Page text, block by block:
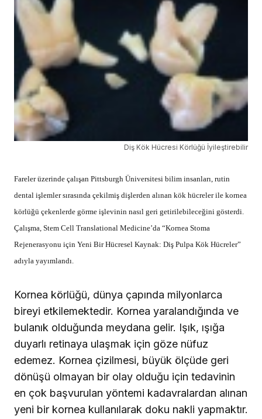
Diş Kök Hücresi Körlüğü İyileştirebilir
Fareler üzerinde çalışan Pittsburgh Üniversitesi bilim insanları, rutin
dental işlemler sırasında çekilmiş dişlerden alınan kök hücreler ile kornea
körlüğü çekenlerde görme işlevinin nasıl geri getirilebileceğini gösterdi.
Çalışma, Stem Cell Translational Medicine’da “Kornea Stoma
Rejenerasyonu için Yeni Bir Hücresel Kaynak: Diş Pulpa Kök Hücreler”
adıyla yayımlandı.
Kornea körlüğü, dünya çapında milyonlarca
bireyi etkilemektedir. Kornea yaralandığında ve
bulanık olduğunda meydana gelir. Işık, ışığa
duyarlı retinaya ulaşmak için göze nüfuz
edemez. Kornea çizilmesi, büyük ölçüde geri
dönüşü olmayan bir olay olduğu için tedavinin
en çok başvurulan yöntemi kadavralardan alınan
yeni bir kornea kullanılarak doku nakli yapmaktır.